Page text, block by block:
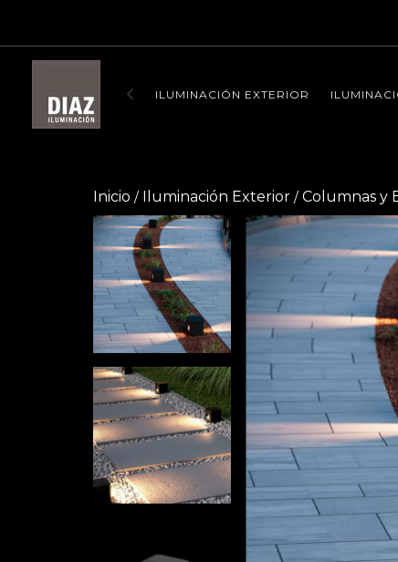
ILUMINACIÓN EXTERIOR
Inicio / Iluminación Exterior / Columnas y